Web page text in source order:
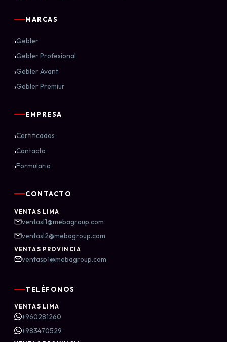
MARCAS
›Gebler
›Gebler Profesional
›Gebler Avant
›Gebler Premiur
EMPRESA
›Certificados
›Contacto
›Formulario
CONTACTO
VENTAS LIMA
ventasl1@mebagroup.com
ventasl2@mebagroup.com
VENTAS PROVINCIA
ventasp1@mebagroup.com
TELÉFONOS
VENTAS LIMA
+960281260
+983470529